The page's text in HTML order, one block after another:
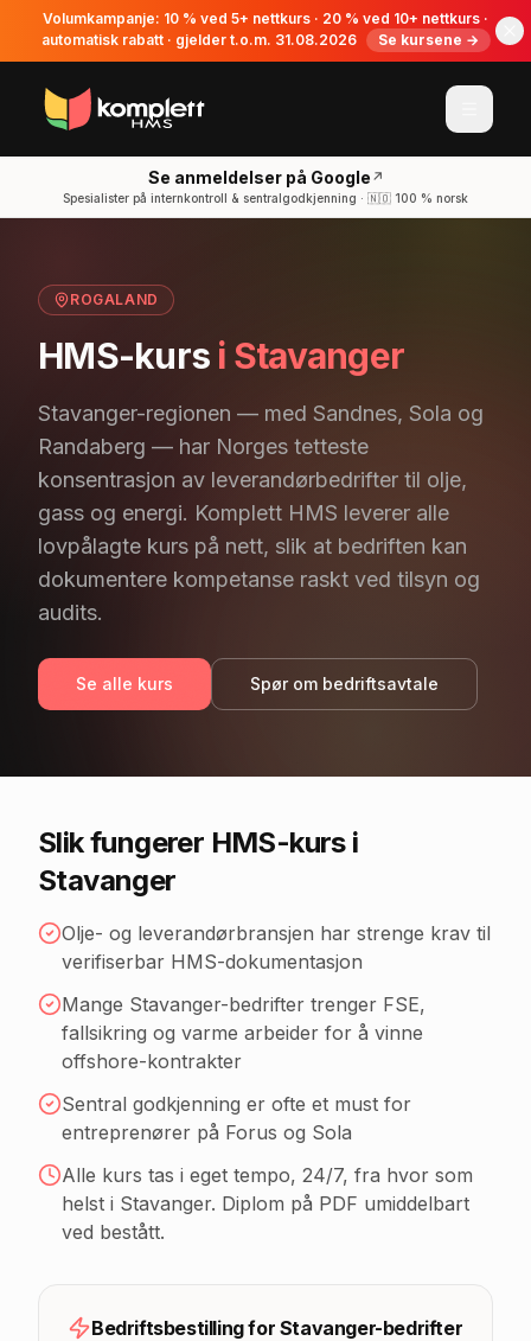
Volumkampanje: 10 % ved 5+ nettkurs · 20 % ved 10+ nettkurs ·
automatisk rabatt · gjelder t.o.m. 31.08.2026
Se kursene →
Se anmeldelser på Google ↗
Spesialister på internkontroll & sentralgodkjenning · 🇳🇴 100 % norsk
ROGALAND
HMS-kurs i Stavanger
Stavanger-regionen — med Sandnes, Sola og
Randaberg — har Norges tetteste
konsentrasjon av leverandørbedrifter til olje,
gass og energi. Komplett HMS leverer alle
lovpålagte kurs på nett, slik at bedriften kan
dokumentere kompetanse raskt ved tilsyn og
audits.
Se alle kurs Spør om bedriftsavtale
Slik fungerer HMS-kurs i
Stavanger
Olje- og leverandørbransjen har strenge krav til
verifiserbar HMS-dokumentasjon
Mange Stavanger-bedrifter trenger FSE,
fallsikring og varme arbeider for å vinne
offshore-kontrakter
Sentral godkjenning er ofte et must for
entreprenører på Forus og Sola
Alle kurs tas i eget tempo, 24/7, fra hvor som
helst i Stavanger. Diplom på PDF umiddelbart
ved bestått.
Bedriftsbestilling for Stavanger-bedrifter